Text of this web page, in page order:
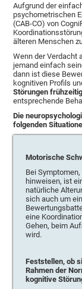
Aufgrund der
psychometrischen
(CAB-CO) von
älteren Menschen
Wenn der Verdacht
jemand einfach
dann ist diese
kognitiven Profils
Störungen
entsprechende
Die
folgenden
Motorische
Bei
hinweisen, ist
natürliche
sich auch um
eine
Gehen, beim
wird.
Feststellen, ob
Rahmen der
kognitive